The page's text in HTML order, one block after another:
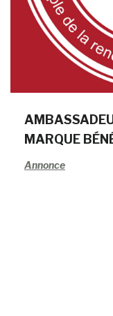
MARQUE
Annonce